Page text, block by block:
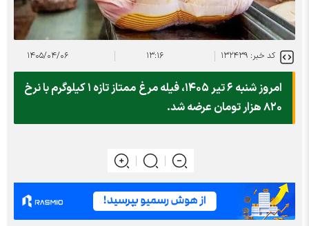
کد خبر: ۱۳۲۴۳۹ ۱۳:۱۶ ۱۴۰۵/۰۴/۰۶
امروز شنبه ۶ تیر ۱۴۰۵، فیله مرغ ممتاز تازه ۱ کیلوگرم با نرخ
۸۲۰ هزار تومان عرضه شد.